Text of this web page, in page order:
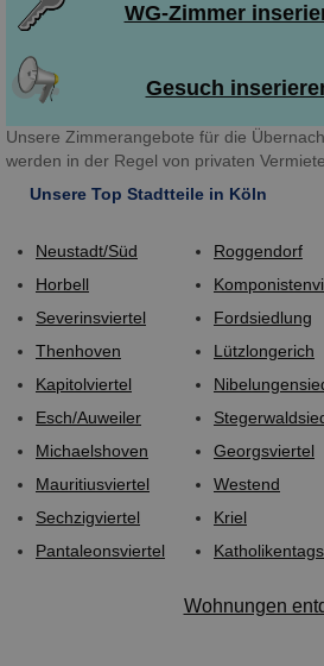
WG-Zimmer
Gesuch
Unsere Zimmerangebote für die
werden in der Regel von privaten
Unsere Top Stadtteile in Köln
Neustadt/Süd
Horbell
Severinsviertel
Thenhoven
Kapitolviertel
Esch/Auweiler
Michaelshoven
Mauritiusviertel
Sechzigviertel
Pantaleonsviertel
Roggendorf
Fordsiedlung
Lützlongerich
Georgsviertel
Westend
Kriel
Wohnungen